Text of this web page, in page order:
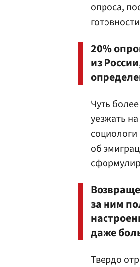
опроса,
20%
из
Чуть
уезжать
об
за ним
даже
Твердо